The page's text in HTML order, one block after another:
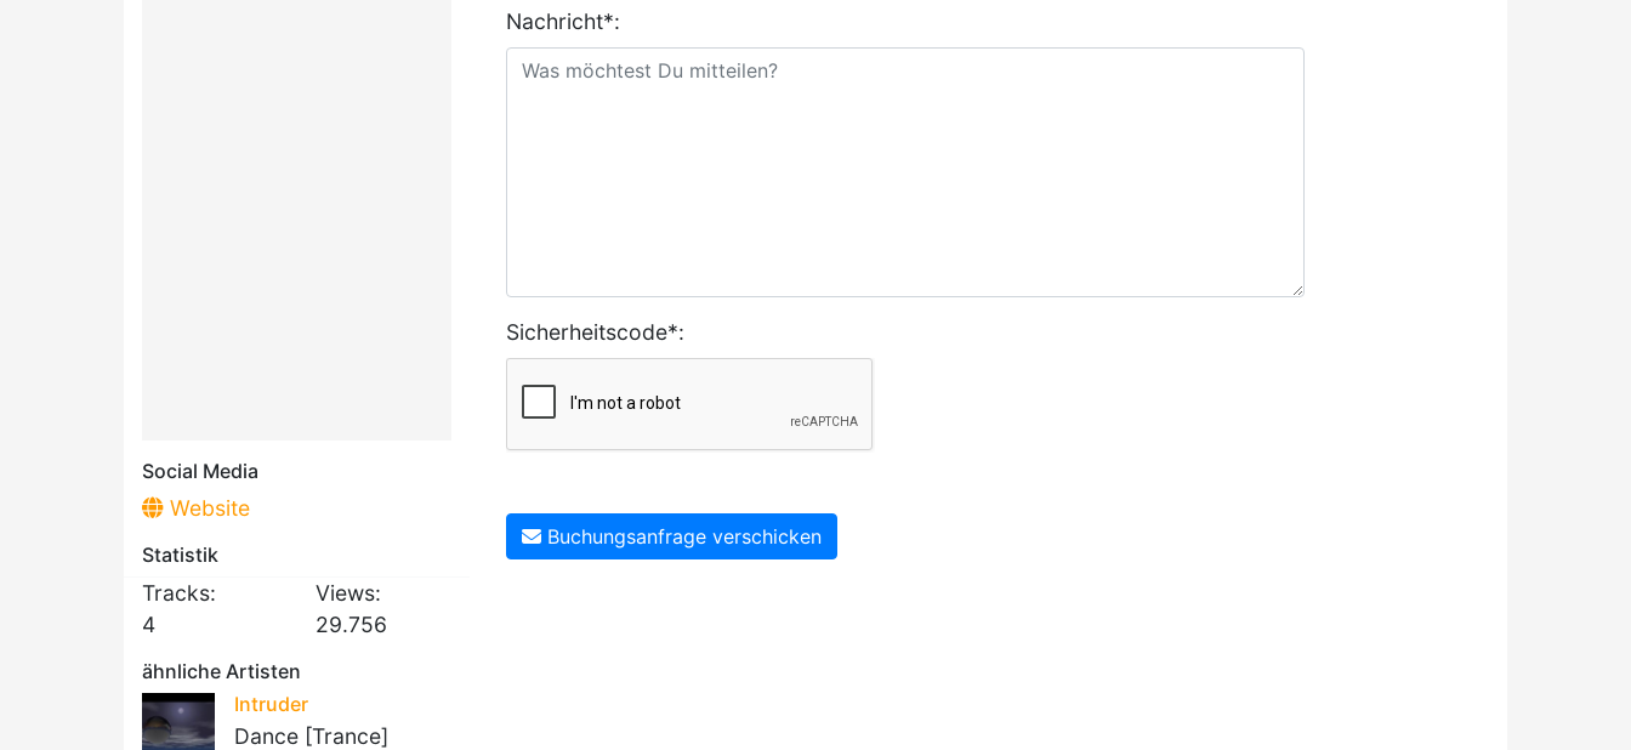
Social Media
Website
Statistik
Tracks:
4
Views:
29.756
ähnliche Artisten
Intruder
Dance [Trance]
Nachricht*:
Sicherheitscode*:
Buchungsanfrage verschicken